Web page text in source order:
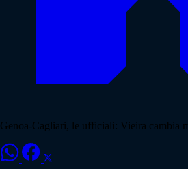
Genoa-Cagliari, le ufficiali: Vieira cambia